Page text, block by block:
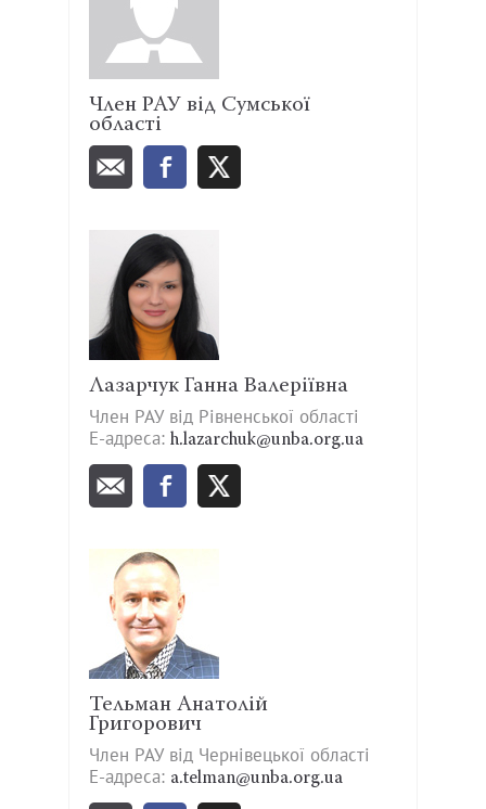
Член РАУ від Сумської
області
Лазарчук Ганна Валеріївна
Член РАУ від Рівненської області
Е-адреса: h.lazarchuk@unba.org.ua
Тельман Анатолій
Григорович
Член РАУ від Чернівецької області
Е-адреса: a.telman@unba.org.ua